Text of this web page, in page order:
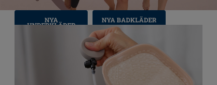
NYA
UNDERKLÄDER
NYA BADKLÄDER
NYTT I LYMFSORTIMENTET